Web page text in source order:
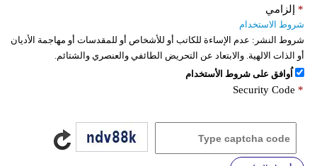
إلزامي *
شروط الاستخدام
شروط النشر: عدم الإساءة للكاتب أو للأشخاص أو للمقدسات أو مهاجمة الأديان
أو الذات الالهية. والابتعاد عن التحريض الطائفي والعنصري والشتائم.
اُوافق على شروط الأستخدام
Security Code *